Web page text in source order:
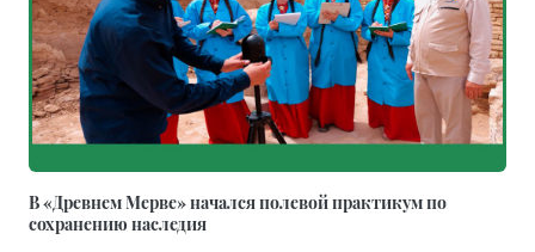
В «Древнем Мерве» начался полевой практикум по
сохранению наследия